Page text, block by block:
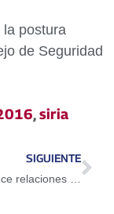
la postura
de Seguridad
,siria
SIGUIENTE
Maduro fortalece relaciones de paz con países del Movimiento No Alineados